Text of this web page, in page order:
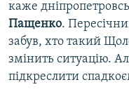
каже
Пащенко.
забув, хто такий
змінить ситуацію.
підкреслити